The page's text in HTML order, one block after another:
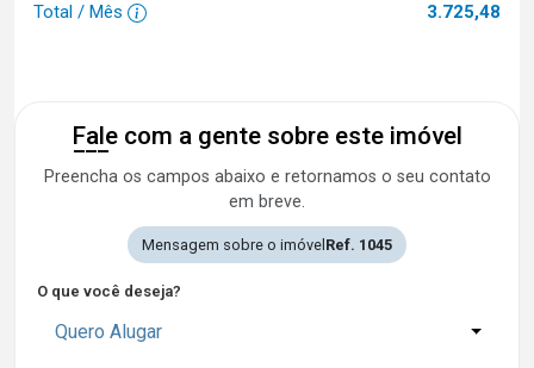
Total / Mês
3.725,48
Fale com a gente sobre este imóvel
Preencha os campos abaixo e retornamos o seu contato
em breve.
Mensagem sobre o imóvel Ref. 1045
O que você deseja?
Quero Alugar